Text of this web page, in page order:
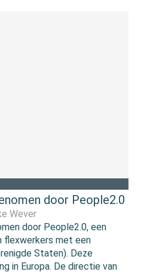
door People2.0
Wever
door People2.0, een
flexwerkers met een
Staten). Deze
in Europa. De directie van